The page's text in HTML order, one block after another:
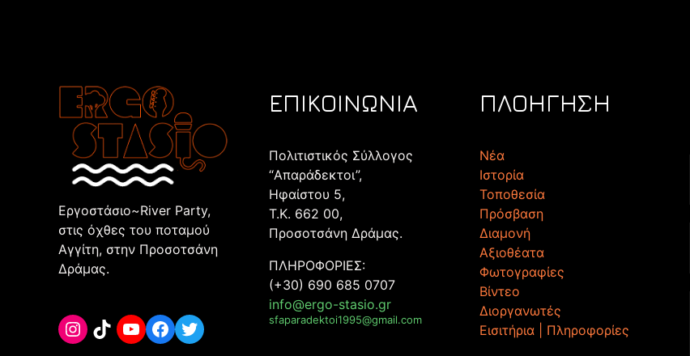
Εργοστάσιο~River Party,
στις όχθες του ποταμού
Αγγίτη, στην Προσοτσάνη
Δράμας.
Instagram
TikTokYouTube
Facebook
Twitter
ΕΠΙΚΟΙΝΩΝΙΑ
Πολιτιστικός Σύλλογος
“Aπαράδεκτοι”,
Ηφαίστου 5,
Τ.Κ. 662 00,
Προσοτσάνη Δράμας.
ΠΛΗΡΟΦΟΡΙΕΣ:
(+30) 690 685 0707
info@ergo-stasio.gr
sfaparadektoi1995@gmail.com
ΠΛΟΗΓΗΣΗ
Νέα
Ιστορία
Τοποθεσία
Πρόσβαση
Διαμονή
Αξιοθέατα
Φωτογραφίες
Βίντεο
Διοργανωτές
Εισιτήρια | Πληροφορίες